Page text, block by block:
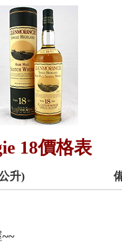
18價格表
升)